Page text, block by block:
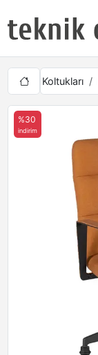
Misafir Koltukları
%30
indirim